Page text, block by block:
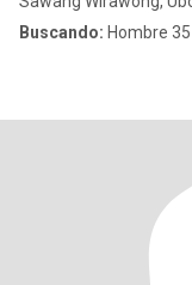
Buscando: Hombre